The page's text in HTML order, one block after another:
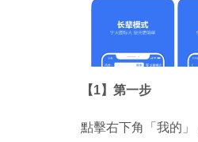
【1】第一步
點擊右下角「我的